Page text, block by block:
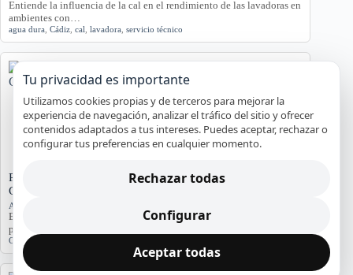
Entiende la influencia de la cal en el rendimiento de las lavadoras en
ambientes con…
agua dura Cádiz cal lavadora servicio técnico
Problemas de Electrodomésticos en Pisos Antiguos de
Cádiz
Averías y orientación en Cádiz
Exploramos los problemas más comunes de electrodomésticos en
pisos antiguos de Cádiz, considerando la humedad…
Cádiz,
Tu privacidad es importante
Utilizamos cookies propias y de terceros para mejorar la
experiencia de navegación, analizar el tráfico del sitio y ofrecer
contenidos adaptados a tus intereses. Puedes aceptar, rechazar o
configurar tus preferencias en cualquier momento.
Rechazar todas
Configurar
Aceptar todas